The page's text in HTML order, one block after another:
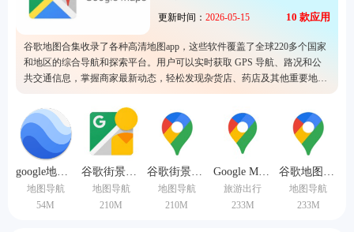
更新时间： 2026-05-15 10 款应用
谷歌地图合集收录了各种高清地图app，这些软件覆盖了全球220多个国家
和地区的综合导航和探索平台。用户可以实时获取 GPS 导航、路况和公
共交通信息，掌握商家最新动态，轻松发现杂货店、药店及其他重要地
点，主要功能包括离线地图、室内全景街景、公共交通信息，以及创建和
分享收藏地点列表的功能。
google地球手机版
地图导航
54M
谷歌街景地图安卓版
地图导航
210M
谷歌街景地图高清手机版
地图导航
210M
Google Maps手机版
旅游出行
233M
谷歌地图中文版
地图导航
233M